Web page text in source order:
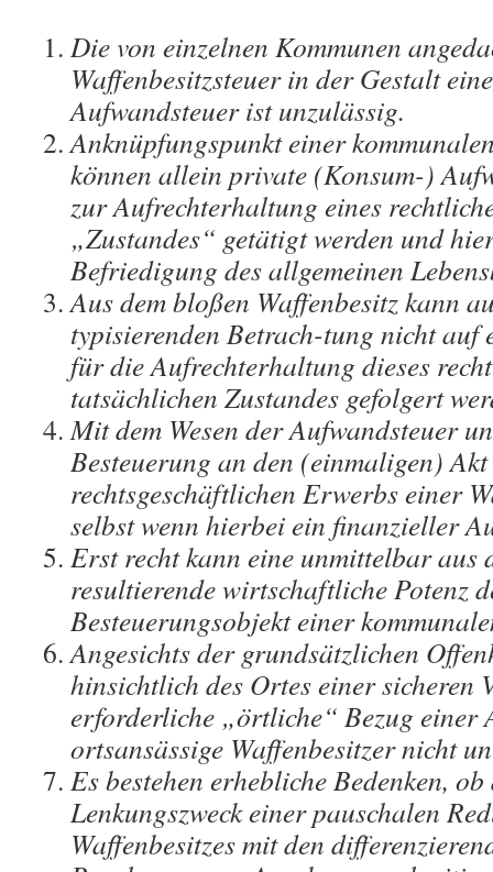
Die von einzelnen Kommunen
Waffenbesitzsteuer in der Gestalt
Aufwandsteuer ist unzulässig.
Anknüpfungspunkt einer
können allein private (Konsum-)
zur Aufrechterhaltung eines
„Zustandes“ getätigt werden und
Befriedigung des allgemeinen
Aus dem bloßen Waffenbesitz kann
typisierenden Betrach-tung nicht auf
für die Aufrechterhaltung dieses
tatsächlichen Zustandes gefolgert
Mit dem Wesen der Aufwandsteuer
Besteuerung an den (einmaligen) Akt
rechtsgeschäftlichen Erwerbs einer
selbst wenn hierbei ein finanzieller
Erst recht kann eine unmittelbar aus
resultierende wirtschaftliche Potenz
Besteuerungsobjekt einer
Angesichts der grundsätzlichen
hinsichtlich des Ortes einer sicheren
erforderliche „örtliche“ Bezug einer
ortsansässige Waffenbesitzer nicht
Es bestehen erhebliche Bedenken,
Lenkungszweck einer pauschalen
Waffenbesitzes mit den